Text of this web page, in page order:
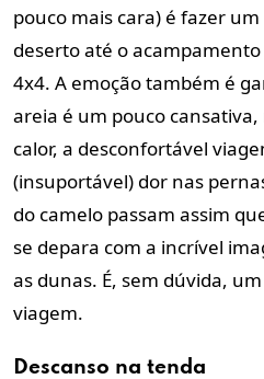
pouco mais cara) é fazer
deserto até o
4x4. A emoção também é
areia é um pouco
calor, a desconfortável
(insuportável) dor nas
do camelo passam assim
se depara com a incrível
as dunas. É, sem dúvida,
viagem.
Descanso na tenda